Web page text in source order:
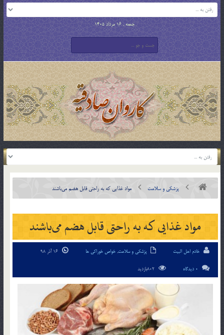
جمعه , 16 مرداد 1405
پزشکی و سلامت مواد غذایی که به راحتی قابل هضم می‌باشند
مواد غذایی که به راحتی قابل هضم می‌باشند
خادم اهل البیت پزشکی و سلامت, خواص خوراکی ها
0 دیدگاه